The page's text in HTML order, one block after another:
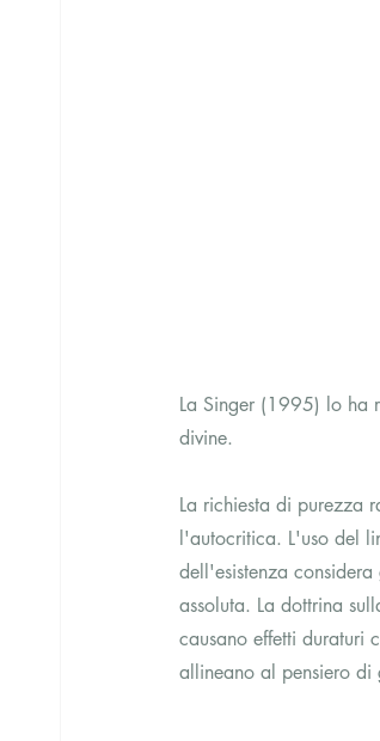
La Singer (1995) lo ha
divine.
La richiesta di purezza
l'autocritica. L'uso del
dell'esistenza
assoluta. La dottrina
causano effetti duraturi
allineano al pensiero